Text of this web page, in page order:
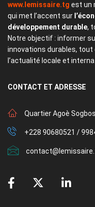
www.lemissaire.tg est un
qui met l’accent sur
développement durable,
Notre objectif : informer
innovations durables,
l’actualité locale et
CONTACT ET ADRESSE
Quartier Agoè
+228 90680521 /